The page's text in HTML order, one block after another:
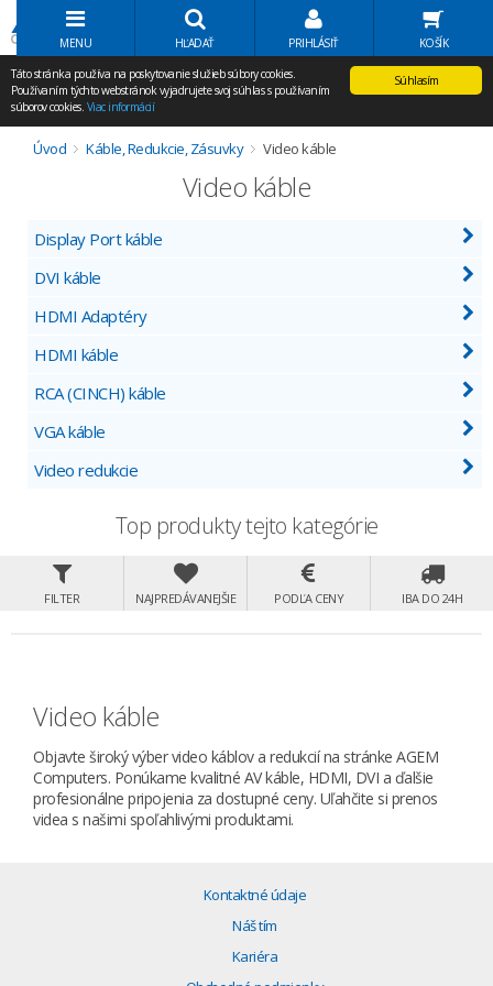
Volať Agem
MENU HĽADAŤ PRIHLÁSIŤ KOŠÍK
Súhlasím
Táto stránka používa na poskytovanie služieb súbory cookies.
Používaním týchto webstránok vyjadrujete svoj súhlas s používaním
súborov cookies. Viac informácií
Úvod Káble, Redukcie, Zásuvky Video káble
Video káble
Display Port káble
DVI káble
HDMI Adaptéry
HDMI káble
RCA (CINCH) káble
VGA káble
Video redukcie
Top produkty tejto kategórie
FILTER NAJPREDÁVANEJŠIE PODĽA CENY IBA DO 24H
Video káble
Objavte široký výber video káblov a redukcií na stránke AGEM
Computers. Ponúkame kvalitné AV káble, HDMI, DVI a ďalšie
profesionálne pripojenia za dostupné ceny. Uľahčite si prenos
videa s našimi spoľahlivými produktami.
Kontaktné údaje
Náš tím
Kariéra